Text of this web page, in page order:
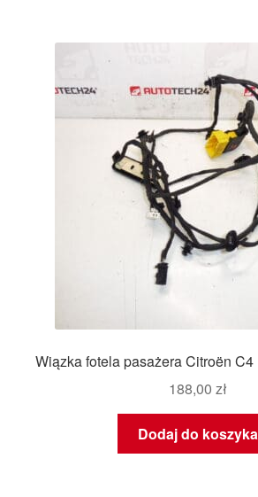
Wiązka fotela pasażera Citroën
188,00 zł
Dodaj do koszyka